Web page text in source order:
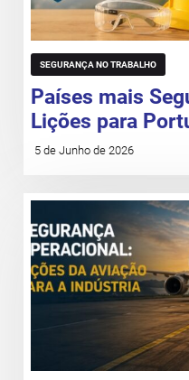
SEGURANÇA NO TRABALHO
Países mais
Lições para
5 de Junho de 2026